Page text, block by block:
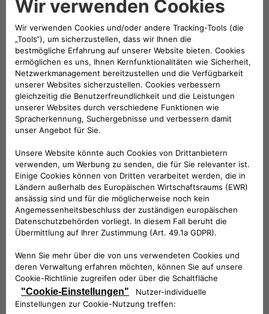
Pastellweiß gemustert und glänzend Schwarz
gemustert. Inkompatibel mit dem Keyless-
System. Für alle Modelle mit
Funkfernbedienung.
KOMPATIBLE FAHRZEUGE
Folge uns
BRAUCHEN SIE HILFE?
VERKAUFSBERATUNG​:
Werktags Montag - Freitag: 09:00 – 18:00 Uhr
KUNDENSERVICE: